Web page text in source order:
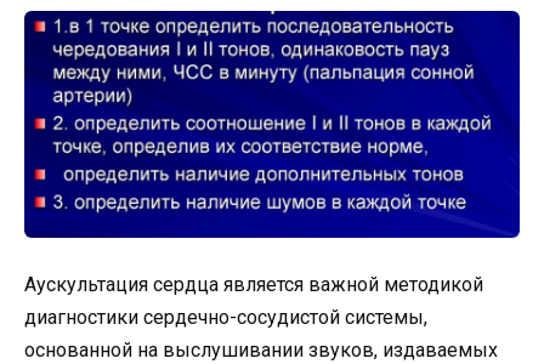
Аускультация сердца является важной методикой
диагностики сердечно-сосудистой системы,
основанной на выслушивании звуков, издаваемых